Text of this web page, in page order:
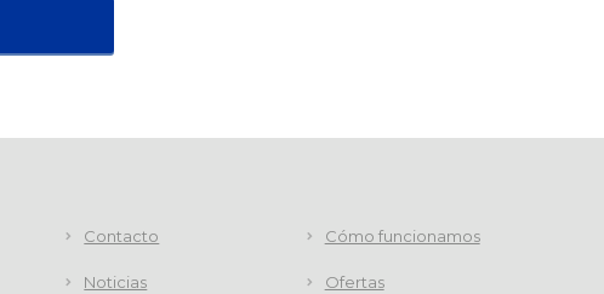
Contacto Cómo funcionamos
Noticias Ofertas